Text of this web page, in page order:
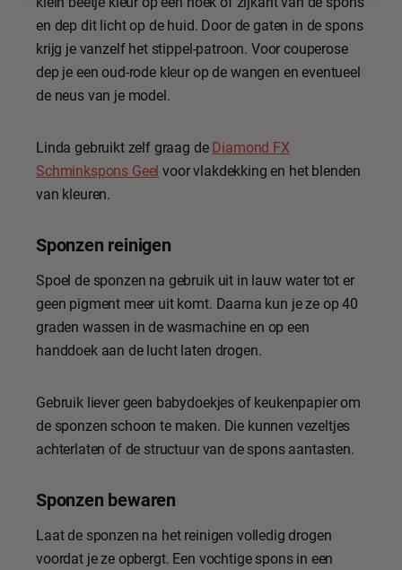
en dep dit licht op de huid. Door de gaten in de spons
krijg je vanzelf het stippel-patroon. Voor couperose
dep je een oud-rode kleur op de wangen en eventueel
de neus van je model.
Linda gebruikt zelf graag deDiamond FX
Schminkspons Geel voor vlakdekking en het blenden
van kleuren.
Sponzen reinigen
Spoel de sponzen na gebruik uit in lauw water tot er
geen pigment meer uit komt. Daarna kun je ze op 40
graden wassen in de wasmachine en op een
handdoek aan de lucht laten drogen.
Gebruik liever geen babydoekjes of keukenpapier om
de sponzen schoon te maken. Die kunnen vezeltjes
achterlaten of de structuur van de spons aantasten.
Sponzen bewaren
Laat de sponzen na het reinigen volledig drogen
voordat je ze opbergt. Een vochtige spons in een